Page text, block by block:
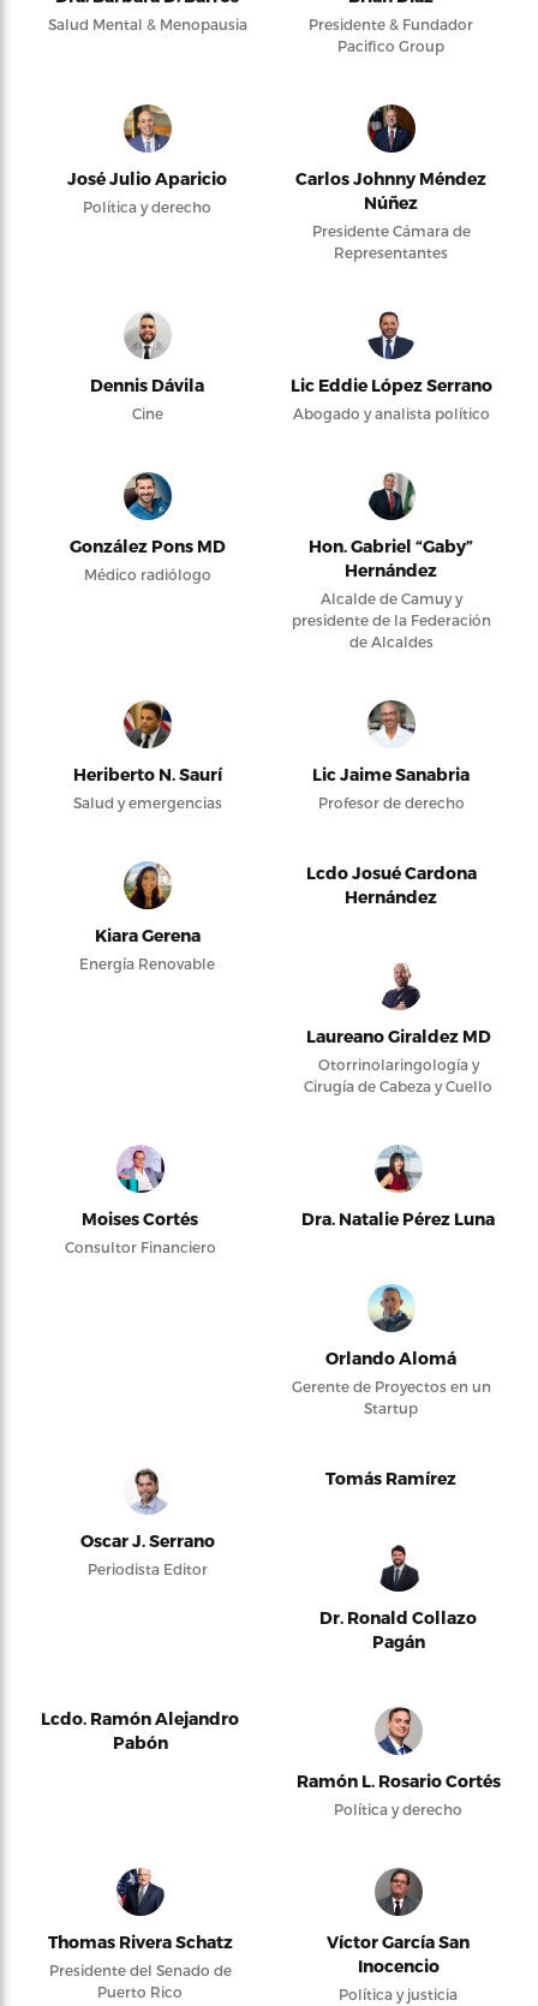
Salud Mental & Menopausia
Presidente & Fundador
Pacifico Group
José Julio Aparicio
Política y derecho
Carlos Johnny Méndez
Núñez
Presidente Cámara de
Representantes
Dennis Dávila
Cine
Lic Eddie López Serrano
Abogado y analista político
González Pons MD
Médico radiólogo
Hon. Gabriel “Gaby”
Hernández
Alcalde de Camuy y
presidente de la Federación
de Alcaldes
Heriberto N. Saurí
Salud y emergencias
Lic Jaime Sanabria
Profesor de derecho
Kiara Gerena
Energía Renovable
Lcdo Josué Cardona
Hernández
Laureano Giraldez MD
Otorrinolaringología y
Cirugía de Cabeza y Cuello
Moises Cortés
Consultor Financiero
Dra. Natalie Pérez Luna
Orlando Alomá
Gerente de Proyectos en un
Startup
Oscar J. Serrano
Periodista Editor
Tomás Ramírez
Dr. Ronald Collazo
Pagán
Lcdo. Ramón Alejandro
Pabón
Ramón L. Rosario Cortés
Política y derecho
Thomas Rivera Schatz
Presidente del Senado de
Puerto Rico
Víctor García San
Inocencio
Política y justicia